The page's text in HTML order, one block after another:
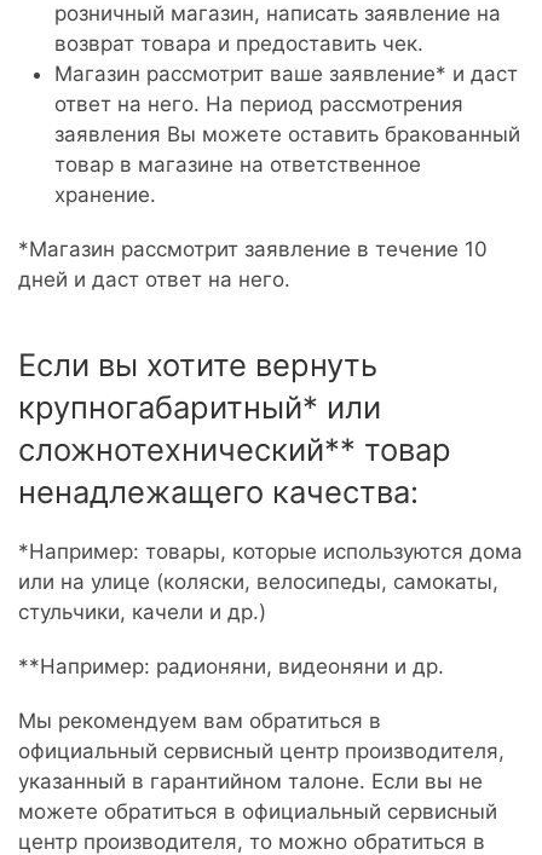
розничный магазин, написать заявление на
возврат товара и предоставить чек.
Магазин рассмотрит ваше заявление* и даст
ответ на него. На период рассмотрения
заявления Вы можете оставить бракованный
товар в магазине на ответственное
хранение.
*Магазин рассмотрит заявление в течение 10
дней и даст ответ на него.
Если вы хотите вернуть
крупногабаритный* или
сложнотехнический** товар
ненадлежащего качества:
*Например: товары, которые используются дома
или на улице (коляски, велосипеды, самокаты,
стульчики, качели и др.)
**Например: радионяни, видеоняни и др.
Мы рекомендуем вам обратиться в
официальный сервисный центр производителя,
указанный в гарантийном талоне. Если вы не
можете обратиться в официальный сервисный
центр производителя, то можно обратиться в